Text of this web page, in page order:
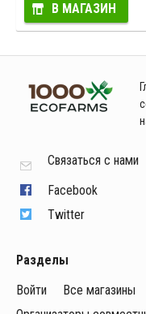
В МАГАЗИН
Связаться с нами
Facebook
Twitter
Разделы
Войти
Все магазины